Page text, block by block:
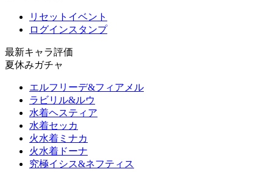
リセットイベント
ログインスタンプ
最新キャラ評価
夏休みガチャ
エルフリーデ&フィアメル
ラビリル&ルウ
水着ヘスティア
水着セッカ
火水着ミナカ
火水着ドーナ
究極イシス&ネフティス